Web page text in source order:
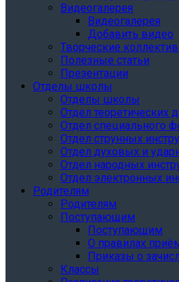
Видеогалерея
Видеогалерея
Добавить видео
Творческие
Полезные статьи
Презентации
Отделы школы
Отделы школы
Отдел теоретических
Отдел специального
Отдел струнных
Отдел духовых и
Отдел народных
Отдел электронных
Родителям
Родителям
Поступающим
Поступающим
О правилах
Приказы о
Классы